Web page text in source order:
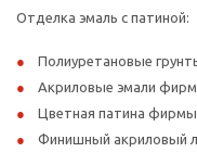
Отделка эмаль с патиной:
Полиуретановые
Акриловые эмали
Цветная патина фирмы
Финишный акриловый